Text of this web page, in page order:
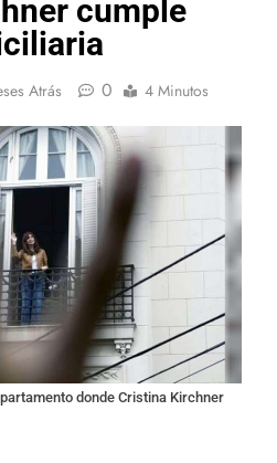
cumple
Atrás 0 4 Minutos
donde Cristina Kirchner